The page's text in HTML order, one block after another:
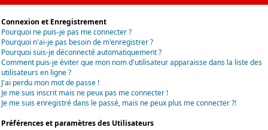
Connexion et Enregistrement
Pourquoi ne puis-je pas me connecter ?
Pourquoi n'ai-je pas besoin de m'enregistrer ?
Pourquoi suis-je déconnecté automatiquement ?
Comment puis-je éviter que mon nom d'utilisateur apparaisse dans la liste des
utilisateurs en ligne ?
J'ai perdu mon mot de passe !
Je me suis inscrit mais ne peux pas me connecter !
Je me suis enregistré dans le passé, mais ne peux plus me connecter ?!
Préférences et paramètres des Utilisateurs